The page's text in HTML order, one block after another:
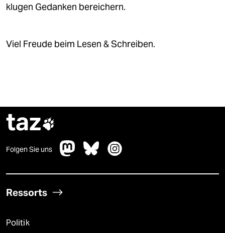
klugen Gedanken bereichern.
Viel Freude beim Lesen & Schreiben.
taz
Folgen Sie uns
Ressorts
Politik